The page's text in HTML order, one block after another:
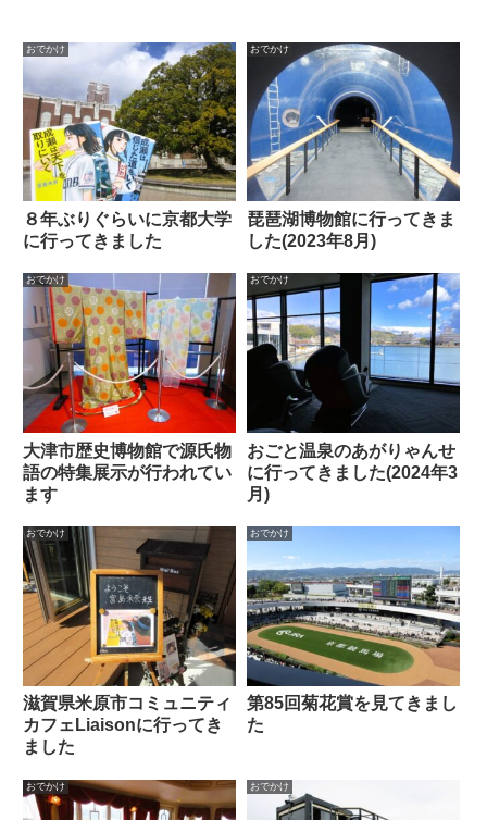
おでかけ
８年ぶりぐらいに京都大学
に行ってきました
おでかけ
琵琶湖博物館に行ってきま
した(2023年8月)
おでかけ
大津市歴史博物館で源氏物
語の特集展示が行われてい
ます
おでかけ
おごと温泉のあがりゃんせ
に行ってきました(2024年3
月)
おでかけ
滋賀県米原市コミュニティ
カフェLiaisonに行ってき
ました
おでかけ
第85回菊花賞を見てきまし
た
おでかけ おでかけ